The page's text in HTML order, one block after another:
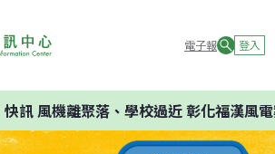
電子報 登入
快訊風機離聚落、學校過近 彰化福漢風電